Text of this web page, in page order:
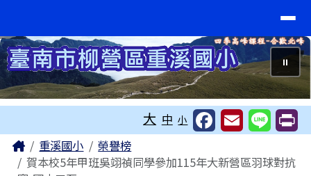
⏸
大 中 小
主內容區域
Home重溪國小
榮譽榜
賀本校5年甲班吳翊禎同學參加115年大新營區羽球對抗
頁尾區域